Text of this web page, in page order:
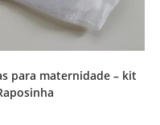
para maternidade – kit